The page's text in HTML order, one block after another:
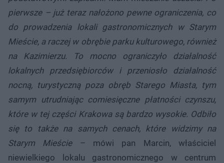
pierwsze – już teraz nałożono pewne ograniczenia, co
do prowadzenia lokali gastronomicznych w Starym
Mieście, a raczej w obrębie parku kulturowego, również
na Kazimierzu. To mocno ograniczyło działalność
lokalnych przedsiębiorców i przeniosło działalność
nocną, turystyczną poza obręb Starego Miasta, tym
samym utrudniając comiesięczne płatności czynszu,
które w tej części Krakowa są bardzo wysokie. Odbiło
się to także na samych cenach, które widzimy na
Starym Mieście– mówi pan Marcin, właściciel
niewielkiego lokalu gastronomicznego w centrum